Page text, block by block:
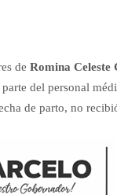
de Romina Celeste
del personal
de parto, no